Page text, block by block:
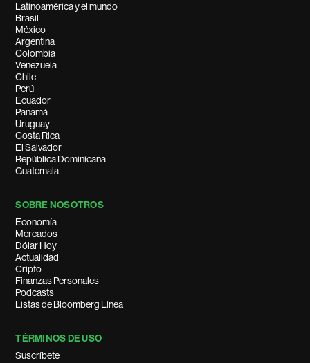
Latinoamérica y el mundo
Brasil
México
Argentina
Colombia
Venezuela
Chile
Perú
Ecuador
Panamá
Uruguay
Costa Rica
El Salvador
República Dominicana
Guatemala
SOBRE NOSOTROS
Economía
Mercados
Dólar Hoy
Actualidad
Cripto
Finanzas Personales
Podcasts
Listas de Bloomberg Línea
TÉRMINOS DE USO
Suscríbete